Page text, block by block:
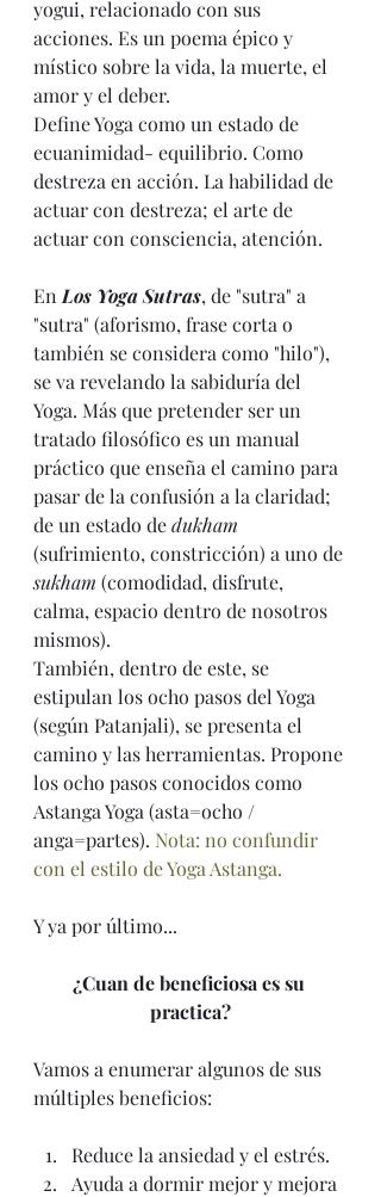
yogui, relacionado con sus
acciones. Es un poema épico y
místico sobre la vida, la muerte, el
amor y el deber.
Define Yoga como un estado de
ecuanimidad- equilibrio. Como
destreza en acción. La habilidad de
actuar con destreza; el arte de
actuar con consciencia, atención.
En Los Yoga Sutras, de "sutra" a
"sutra" (aforismo, frase corta o
también se considera como "hilo"),
se va revelando la sabiduría del
Yoga. Más que pretender ser un
tratado filosófico es un manual
práctico que enseña el camino para
pasar de la confusión a la claridad;
de un estado de dukham
(sufrimiento, constricción) a uno de
sukham (comodidad, disfrute,
calma, espacio dentro de nosotros
mismos).
También, dentro de este, se
estipulan los ocho pasos del Yoga
(según Patanjali), se presenta el
camino y las herramientas. Propone
los ocho pasos conocidos como
Astanga Yoga (asta=ocho /
anga=partes). Nota: no confundir
con el estilo de Yoga Astanga.
Y ya por último...
¿Cuan de beneficiosa es su
practica?
Vamos a enumerar algunos de sus
múltiples beneficios:
Reduce la ansiedad y el estrés.
Ayuda a dormir mejor y mejora